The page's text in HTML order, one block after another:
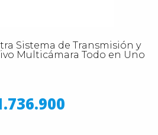
Sistema de Transmisión y
Multicámara Todo en Uno